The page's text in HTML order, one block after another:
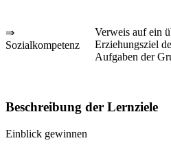
⇒
Sozialkompetenz
Verweis auf ein
Erziehungsziel
Aufgaben der
Beschreibung der Lernziele
Einblick gewinnen